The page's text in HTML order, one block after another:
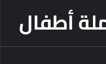
أطفال